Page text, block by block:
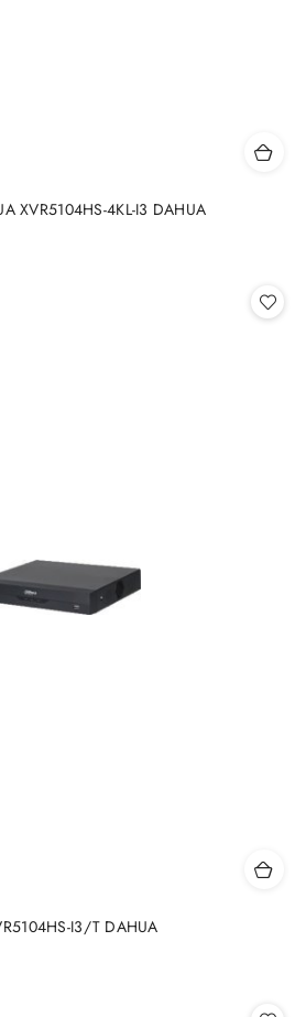
XVR5104HS-4KL-I3 DAHUA
I3/T DAHUA